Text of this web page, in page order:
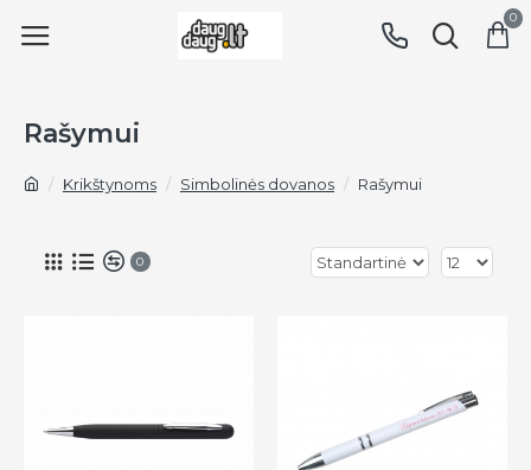
0
Krikštynoms Simbolinės dovanos Rašymui
Rašymui
0